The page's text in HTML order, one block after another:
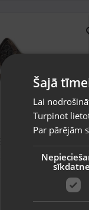
24 mēneši)
Šajā
Lai
Turpinot
Par pārējām